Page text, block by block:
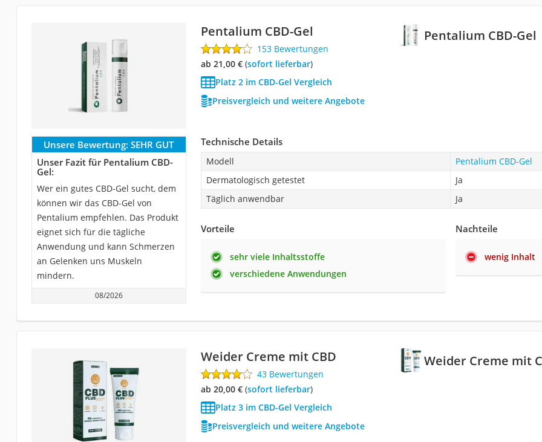
Pentalium CBD-Gel
Pentalium CBD-Gel
153 Bewertungen
ab 21,00 €( Sofort lieferbar)
Platz 2 im CBD-Gel Vergleich
Preisvergleich und weitere Angebote
Unsere Bewertung: SEHR GUT
Unser Fazit für Pentalium CBD-
Gel:
Wer ein gutes CBD-Gel sucht, dem
können wir das CBD-Gel von
Pentalium empfehlen. Das Produkt
eignet sich für die tägliche
Anwendung und kann Schmerzen
an Gelenken uns Muskeln
mindern.
08/2026
Technische Details
Modell
Pentalium CBD-Gel
Dermatologisch getestet
Ja
Täglich anwendbar
Ja
Vorteile
sehr viele Inhaltsstoffe
verschiedene Anwendungen
Nachteile
wenig Inhalt
Weider Creme mit
Weider Creme mit CBD
43 Bewertungen
ab 20,00 €( Sofort lieferbar)
Platz 3 im CBD-Gel Vergleich
Preisvergleich und weitere Angebote